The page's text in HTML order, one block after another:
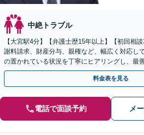
中絶トラブル
【大宮駅4分】【弁護士歴15年以上】【初回相
謝料請求、財産分与、親権など、幅広く対応し
の置かれている状況を丁寧にヒアリングし、最
ます。お悩みの際は、お気軽にご相談ください
料金表を見る
電話で面談予約 メ